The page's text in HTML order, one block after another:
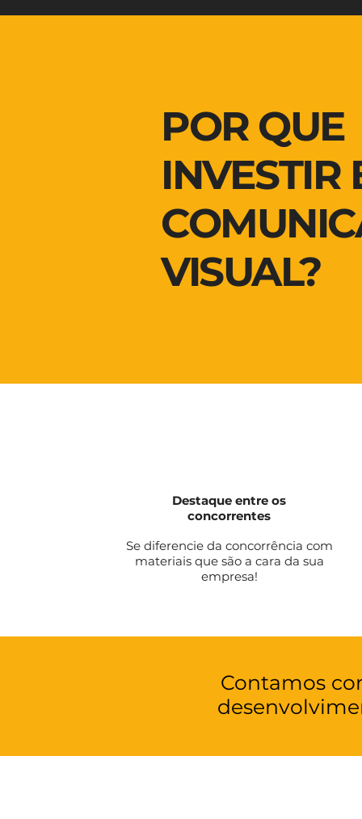
POR QUE
INVESTIR
VISUAL?
Destaque entre os
concorrentes
Se diferencie da concorrência com
materiais que são a cara da sua
empresa!
Contamos